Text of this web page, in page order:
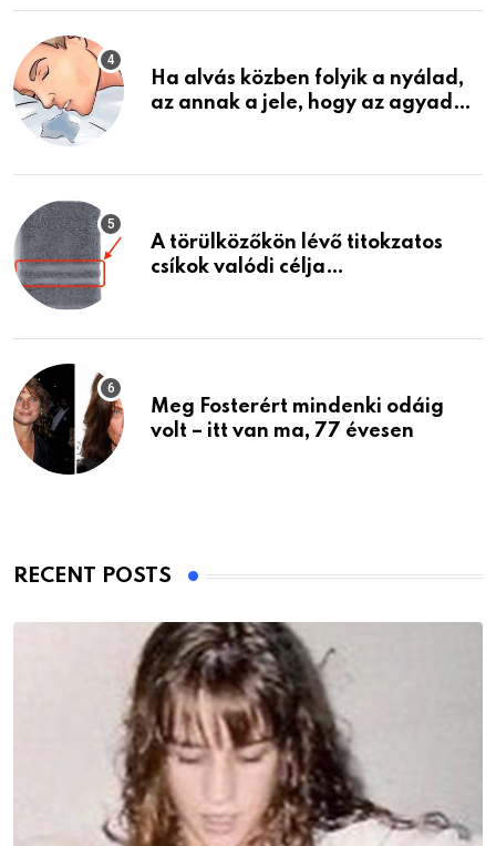
életemet
Ha alvás közben folyik a nyálad,
az annak a jele, hogy az agyad…
A törülközőkön lévő titokzatos
csíkok valódi célja…
Meg Fosterért mindenki odáig
volt – itt van ma, 77 évesen
RECENT POSTS